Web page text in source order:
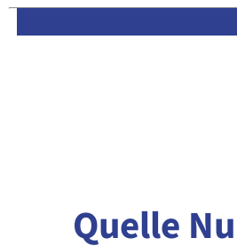
Quelle